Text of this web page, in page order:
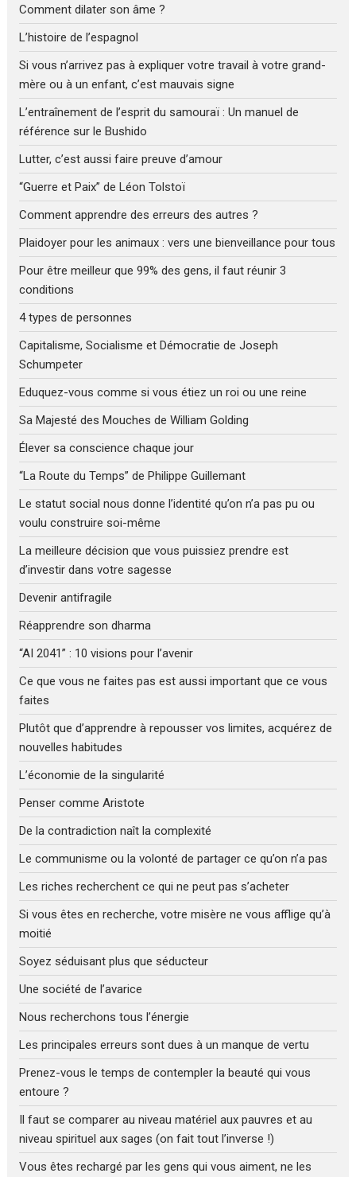
Comment dilater son âme ?
L’histoire de l’espagnol
Si vous n’arrivez pas à expliquer votre travail à votre grand-
mère ou à un enfant, c’est mauvais signe
L’entraînement de l’esprit du samouraï : Un manuel de
référence sur le Bushido
Lutter, c’est aussi faire preuve d’amour
“Guerre et Paix” de Léon Tolstoï
Comment apprendre des erreurs des autres ?
Plaidoyer pour les animaux : vers une bienveillance pour tous
Pour être meilleur que 99% des gens, il faut réunir 3
conditions
4 types de personnes
Capitalisme, Socialisme et Démocratie de Joseph
Schumpeter
Eduquez-vous comme si vous étiez un roi ou une reine
Sa Majesté des Mouches de William Golding
Élever sa conscience chaque jour
“La Route du Temps” de Philippe Guillemant
Le statut social nous donne l’identité qu’on n’a pas pu ou
voulu construire soi-même
La meilleure décision que vous puissiez prendre est
d’investir dans votre sagesse
Devenir antifragile
Réapprendre son dharma
“AI 2041” : 10 visions pour l’avenir
Ce que vous ne faites pas est aussi important que ce vous
faites
Plutôt que d’apprendre à repousser vos limites, acquérez de
nouvelles habitudes
L’économie de la singularité
Penser comme Aristote
De la contradiction naît la complexité
Le communisme ou la volonté de partager ce qu’on n’a pas
Les riches recherchent ce qui ne peut pas s’acheter
Si vous êtes en recherche, votre misère ne vous afflige qu’à
moitié
Soyez séduisant plus que séducteur
Une société de l’avarice
Nous recherchons tous l’énergie
Les principales erreurs sont dues à un manque de vertu
Prenez-vous le temps de contempler la beauté qui vous
entoure ?
Il faut se comparer au niveau matériel aux pauvres et au
niveau spirituel aux sages (on fait tout l’inverse !)
Vous êtes rechargé par les gens qui vous aiment, ne les